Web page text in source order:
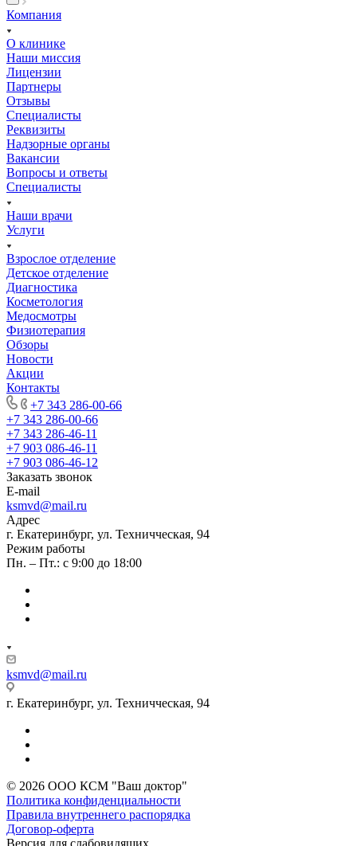
Компания
О клинике
Наши миссия
Лицензии
Партнеры
Отзывы
Специалисты
Реквизиты
Надзорные органы
Вакансии
Вопросы и ответы
Специалисты
Наши врачи
Услуги
Взрослое отделение
Детское отделение
Диагностика
Косметология
Медосмотры
Физиотерапия
Обзоры
Новости
Акции
Контакты
+7 343 286-00-66
+7 343 286-00-66
+7 343 286-46-11
+7 903 086-46-11
+7 903 086-46-12
Заказать звонок
E-mail
ksmvd@mail.ru
Адрес
г. Екатеринбург, ул. Техничческая, 94
Режим работы
Пн. – Пт.: с 9:00 до 18:00
ksmvd@mail.ru
г. Екатеринбург, ул. Техничческая, 94
© 2026 ООО КСМ "Ваш доктор"
Политика конфиденциальности
Правила внутреннего распорядка
Договор-оферта
Версия для слабовидящих